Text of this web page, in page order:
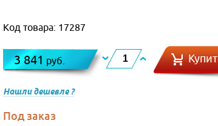
Код товара: 17287
3 841 руб.
Нашли дешевле ?
Под заказ